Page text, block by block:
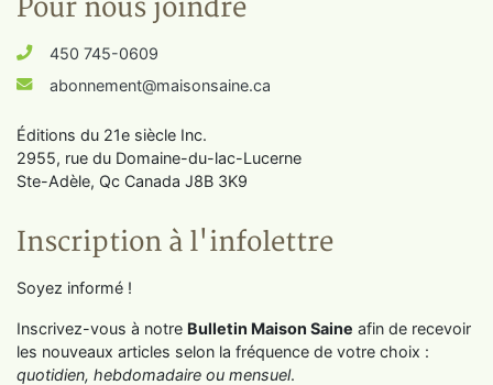
Pour nous joindre
450 745-0609
abonnement@maisonsaine.ca
Éditions du 21e siècle Inc.
2955, rue du Domaine-du-lac-Lucerne
Ste-Adèle, Qc Canada J8B 3K9
Inscription à l'infolettre
Soyez informé !
Inscrivez-vous à notre Bulletin Maison Saine afin de recevoir
les nouveaux articles selon la fréquence de votre choix :
quotidien, hebdomadaire ou mensuel.